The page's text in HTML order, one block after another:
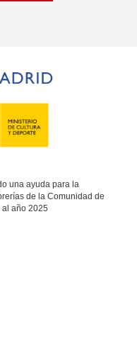
una ayuda para la
de la Comunidad de
año 2025